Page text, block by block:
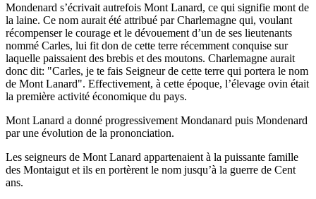
Mondenard s’écrivait autrefois Mont Lanard, ce qui signifie mont de
la laine. Ce nom aurait été attribué par Charlemagne qui, voulant
récompenser le courage et le dévouement d’un de ses lieutenants
nommé Carles, lui fit don de cette terre récemment conquise sur
laquelle paissaient des brebis et des moutons. Charlemagne aurait
donc dit: "Carles, je te fais Seigneur de cette terre qui portera le nom
de Mont Lanard". Effectivement, à cette époque, l’élevage ovin était
la première activité économique du pays.
Mont Lanard a donné progressivement Mondanard puis Mondenard
par une évolution de la prononciation.
Les seigneurs de Mont Lanard appartenaient à la puissante famille
des Montaigut et ils en portèrent le nom jusqu’à la guerre de Cent
ans.